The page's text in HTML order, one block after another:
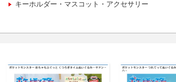
キーホルダー・マスコット・アクセサリー